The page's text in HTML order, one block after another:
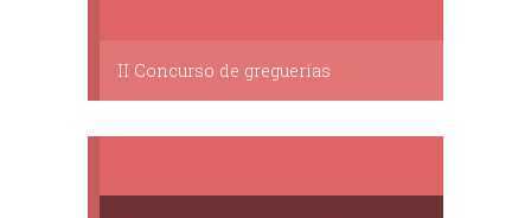
II Concurso de greguerías